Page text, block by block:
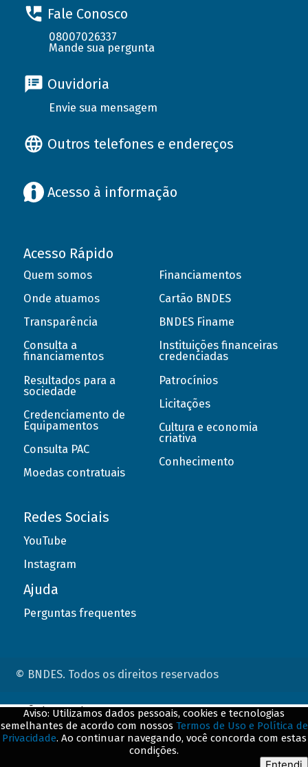
Fale Conosco
08007026337
Mande sua pergunta
Ouvidoria
Envie sua mensagem
Outros telefones e endereços
Acesso à informação
Acesso Rápido
Quem somos
Onde atuamos
Transparência
Consulta a
financiamentos
Resultados para a
sociedade
Credenciamento de
Equipamentos
Consulta PAC
Moedas contratuais
Financiamentos
Cartão BNDES
BNDES Finame
Instituições financeiras
credenciadas
Patrocínios
Licitações
Cultura e economia
criativa
Conhecimento
Redes Sociais
YouTube
Instagram
Ajuda
Perguntas frequentes
© BNDES. Todos os direitos reservados
Aviso: Utilizamos dados pessoais, cookies e tecnologias
semelhantes de acordo com nossos Termos de Uso e Política de
Privacidade. Ao continuar navegando, você concorda com estas
condições.
ConteÃºdo complementar
${title}${badge}